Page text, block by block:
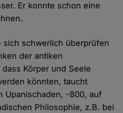
Er konnte schon eine
sich schwerlich überprüfen
der antiken
Körper und Seele
könnten, taucht
Upanischaden, -800, auf
Philosophie, z.B. bei